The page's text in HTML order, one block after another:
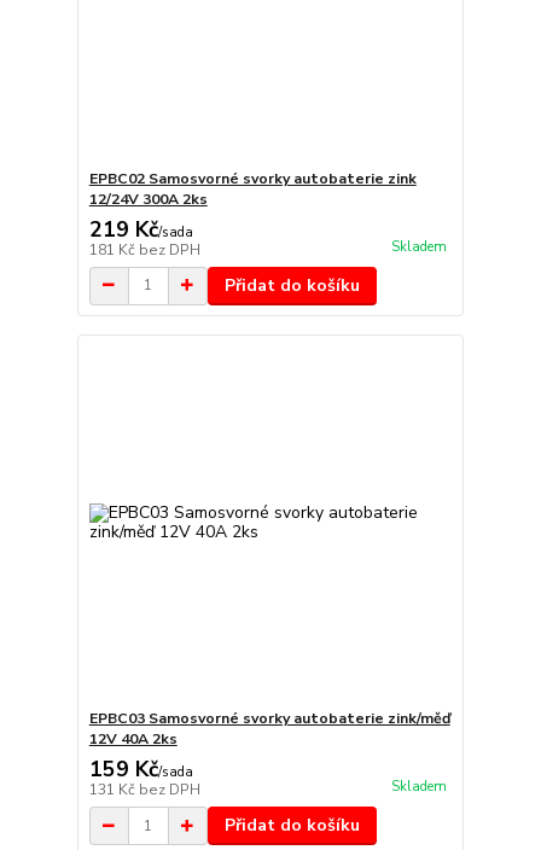
EPBC02 Samosvorné svorky autobaterie zink
12/24V 300A 2ks
219 Kč/sada
181 Kč bez DPH Skladem
Přidat do košíku
EPBC03 Samosvorné svorky autobaterie zink/měď
12V 40A 2ks
159 Kč/sada
131 Kč bez DPH Skladem
Přidat do košíku